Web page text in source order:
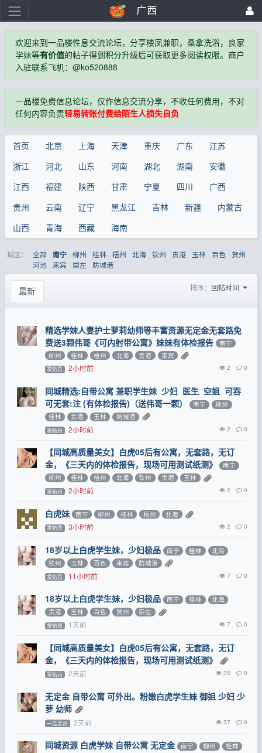
广西
欢迎来到一品楼性息交流论坛，分享楼凤兼职，桑拿洗浴，良家
学妹等有价值的帖子得到积分升级后可获取更多阅读权限。商户
入驻联系飞机：@ko520888
一品楼免费信息论坛，仅作信息交流分享，不收任何费用，不对
任何内容负责轻易转账付费给陌生人损失自负
首页 北京 上海 天津 重庆 广东
江苏
浙江
河北 山东 河南 湖北 湖南
安徽
江西
福建 陕西 甘肃 宁夏 四川
广西
贵州
云南 辽宁 黑龙江 吉林 新疆
内蒙古
山西
青海 西藏 海南
城区： 全部 南宁 柳州 桂林 梧州 北海 钦州 贵港 玉林 百色 贺州
河池 来宾 崇左 防城港
最新 排序： 回帖时间
精选学妹人妻护士萝莉幼师等丰富资源无定金无套路免
费送3颗伟哥《可内射带公寓》妹妹有体检报告
南宁
柳州
桂林 梧州 北海 贵港 来宾
发帖员 2小时前 2 0
同城精选:自带公寓 兼职学生妹 少妇 医生 空姐 可吞
可无套:注 (有体检报告)（送伟哥一颗）
南宁
柳州
桂林
贵港 玉林 防城港
发帖员 2小时前 2 0
【同城高质量美女】白虎05后有公寓，无套路，无订
金，《三天内的体检报告，现场可用测试纸测》
南宁
柳州
桂林 梧州 北海 钦州 贵港 玉林
发帖员 2小时前 2 0
白虎妹 南宁 柳州 桂林 梧州 北海
发帖员 3小时前 2 0
18岁以上白虎学生妹，少妇极品 南宁 桂林
北海
钦州
玉林 百色 来宾 防城港
发帖员 11小时前 7 0
18岁以上白虎学生妹，少妇极品 南宁 桂林
北海
贵港
玉林 百色 贺州 崇左
发帖员 1天前 7 0
【同城高质量美女】白虎05后有公寓，无套路，无订
金，《三天内的体检报告，现场可用测试纸测》
发帖员 2天前 35 0
无定金 自带公寓 可外出。粉嫩白虎学生妹 御姐 少妇 少
萝 幼师
一品会员 2天前 37 0
同城资源 白虎学妹 自带公寓 无定金 南宁 柳州
桂林